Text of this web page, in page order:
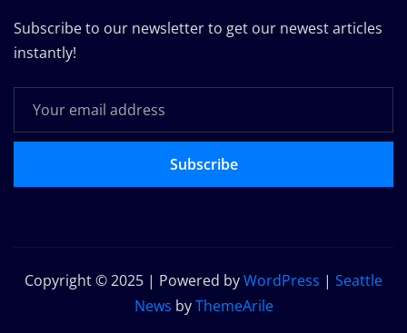
Subscribe to our newsletter to get our newest articles
instantly!
Subscribe
Copyright © 2025 | Powered byWordPress | Seattle
News byThemeArile